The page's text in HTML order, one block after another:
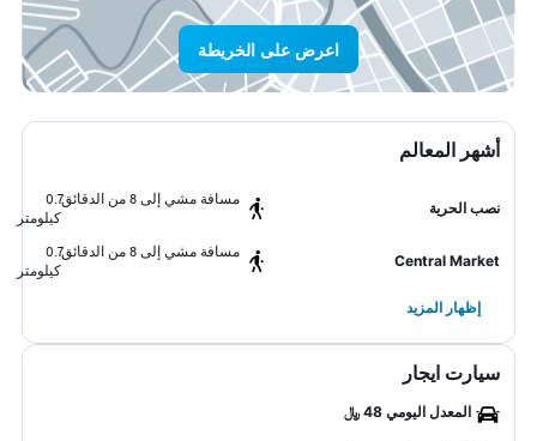
اعرض على الخريطة
أشهر المعالم
نصب الحرية
مسافة مشي إلى 8 من الدقائق
0.7
كيلومتر
Central Market
مسافة مشي إلى 8 من الدقائق
0.7
كيلومتر
إظهار المزيد
سيارت ايجار
المعدل اليومي 48 ﷼